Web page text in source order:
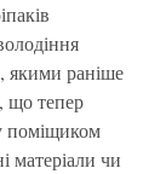
якими раніше
що тепер
поміщиком
матеріали чи